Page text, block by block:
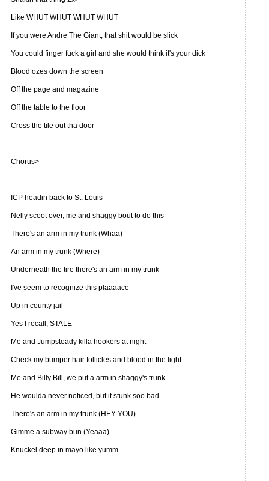
Like WHUT WHUT WHUT WHUT
If you were Andre The Giant, that shit would be slick
You could finger fuck a girl and she would think it's your dick
Blood ozes down the screen
Off the page and magazine
Off the table to the floor
Cross the tile out tha door
Chorus>
ICP headin back to St. Louis
Nelly scoot over, me and shaggy bout to do this
There's an arm in my trunk (Whaa)
An arm in my trunk (Where)
Underneath the tire there's an arm in my trunk
I've seem to recognize this plaaaace
Up in county jail
Yes I recall, STALE
Me and Jumpsteady killa hookers at night
Check my bumper hair follicles and blood in the light
Me and Billy Bill, we put a arm in shaggy's trunk
He woulda never noticed, but it stunk soo bad...
There's an arm in my trunk (HEY YOU)
Gimme a subway bun (Yeaaa)
Knuckel deep in mayo like yumm